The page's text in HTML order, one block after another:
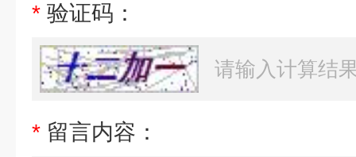
* 验证码：
* 留言内容：